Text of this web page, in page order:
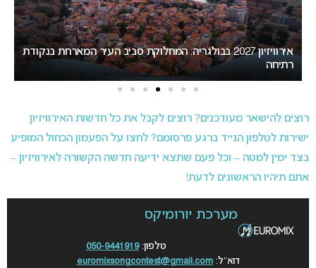
המירוץ לאירוויזיון 2027: בורגס בדרך לחטוף לסופיה את האירוח
רוצים להישאר מעודכנים? רוצים לקבל את כל חדשות האירוויזיון
ישירות לטלפון הנייד ברגע פרסומם? לחצו על הפעמון הכחול המופיע
בצד ימין למטה – וכל פעם שתצא ידיעה חדשה הקשורה לאירוויזיון –
אתם תיהיו הראשונים לדעת!
מערכת יורומיקס
טלפון:050-9441919
דוא”ל:euromixsongcontest@gmail.com